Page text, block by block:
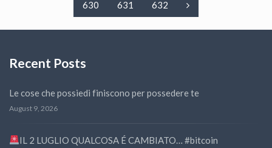
630 631 632
Recent Posts
Le cose che possiedi finiscono per possedere te
August 9, 2026
IL 2 LUGLIO QUALCOSA É CAMBIATO… #bitcoin